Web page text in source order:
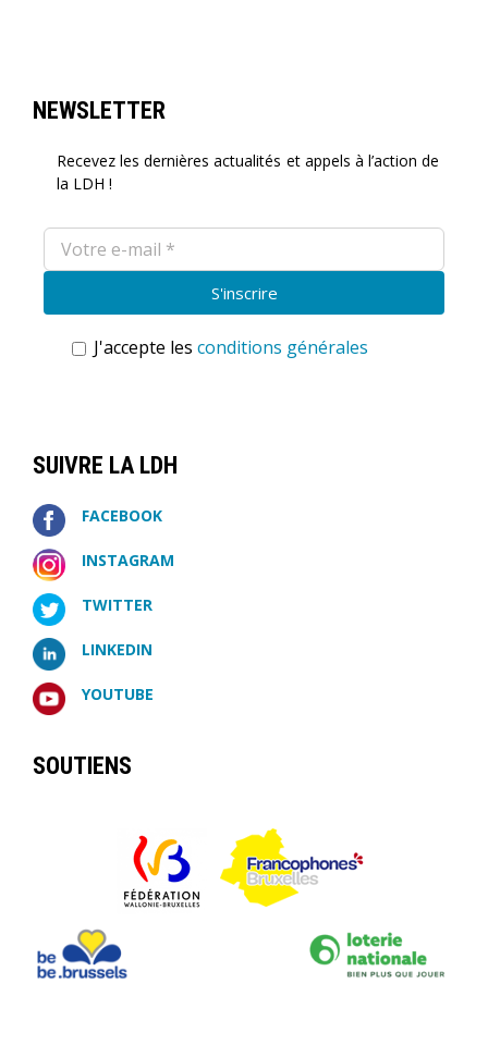
NEWSLETTER
Recevez les dernières actualités et appels à l’action de
la LDH !
J'accepte les conditions générales
SUIVRE LA LDH
FACEBOOK
INSTAGRAM
TWITTER
LINKEDIN
YOUTUBE
SOUTIENS